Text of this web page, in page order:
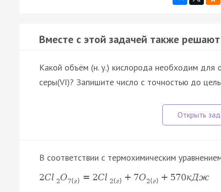
Вместе с этой задачей также
Какой объём (н. у.) кислорода необходим для
серы(VI)? Запишите число с точностью до
В соответствии с термохимическим
2Cl 2O7(г) = 2Cl 2(г) + 7O2(г) + 570кДж